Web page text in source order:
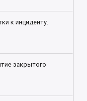
к инциденту.
закрытого